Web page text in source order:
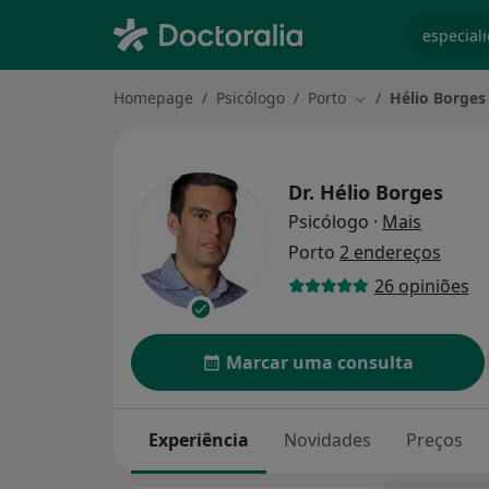
Homepage Psicólogo Porto Mudar de cidade
Hélio Borges
Dr. Hélio Borges
Psicólogo · Mais
Porto 2 endereços
26 opiniões
Marcar uma consulta
Experiência Novidades Preços